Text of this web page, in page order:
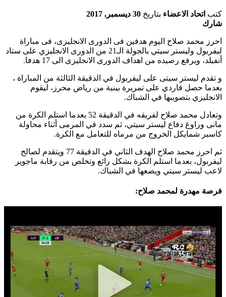
كتب اتحاد الاعضاء بتاريخ 30 ديسمبر, 2017
شارك
احرز محمد صلاح اليوم هدفين فى الدورى الانجليزى، فى مباراة
ليفربول وليستر سيتي بالجولة الـ21 من الدورى الانجليزي على ستاد
أنفيلد، ويرفع رصيده من اهداف الدورى الانجليزى الى 17 هدفا.
و تقدم ليستر سيتى على ليفربول في الدقيقة الثالثة من المباراة ،
بعدما حصل فاردي على تمريرة بينية من رياض محرز، ليقوم
الانجليزي بتصويبها في الشباك.
وتعادل محمد صلاح لفريقه في الدقيقة 52 بعدما استلم الكرة من
مانى وراوغ دفاع ليستر سيتي، ثم سدد في المرمى أثناء محاولة
كاسبر شمايكل الخروج من مرماه للتعامل مع الكرة.
ثم احرز محمد صلاح الهدف الثاني في الدقيقة 77 ويتقدم لصالح
ليفربول، بعدما استلم الكرة بشكل رائع وتخلص من رقابة ماجوير
لاعب ليستر سيتي ويضعها في الشباك.
فرصة مهدرة لمحمد صلاح: